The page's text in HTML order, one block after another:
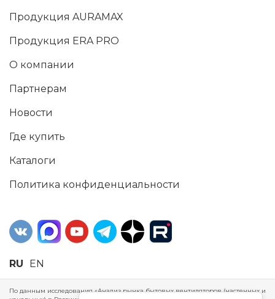
Продукция AURAMAX
Продукция ERA PRO
О компании
Партнерам
Новости
Где купить
Каталоги
Политика конфиденциальности
RU EN
По данным исследования «Анализ рынка бытовых вентиляторов (настенных и